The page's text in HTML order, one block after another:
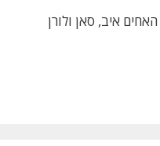
איב, סאן ולורן